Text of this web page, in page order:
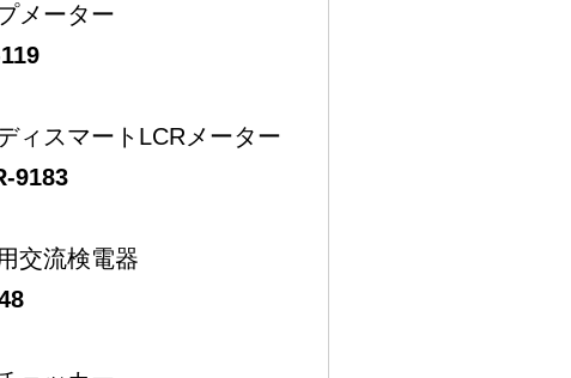
メーター
ィスマートLCRメーター
9183
交流検電器